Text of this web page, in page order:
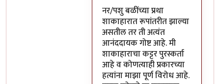
नर/पशु बळींच्या प्रथा
शाकाहारात रूपांतरीत झाल्या
असतील तर ती अत्यंत
आनंददायक गोष्ट आहे. मी
शाकाहाराचा कट्टर पुरस्कर्ता
आहे व कोणत्याही प्रकारच्या
हत्यांना माझा पूर्ण विरोध आहे.